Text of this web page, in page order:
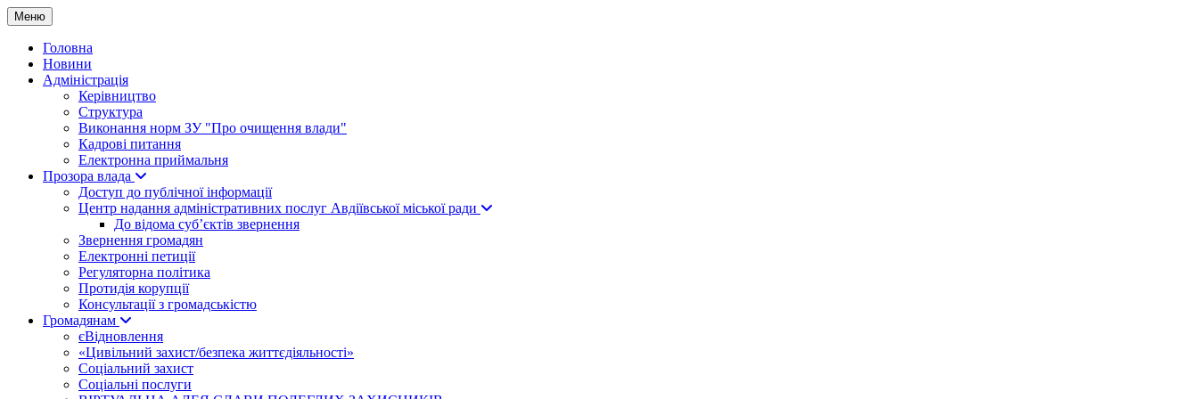
Меню
Головна
Новини
Адміністрація
Керівництво
Структура
Виконання норм ЗУ "Про очищення влади"
Кадрові питання
Електронна приймальня
Прозора влада
Доступ до публічної інформації
Центр надання адміністративних послуг Авдіївської міської ради
До відома суб’єктів звернення
Звернення громадян
Електронні петиції
Регуляторна політика
Протидія корупції
Консультації з громадськістю
Громадянам
єВідновлення
«Цивільний захист/безпека життєдіяльності»
Соціальний захист
Соціальні послуги